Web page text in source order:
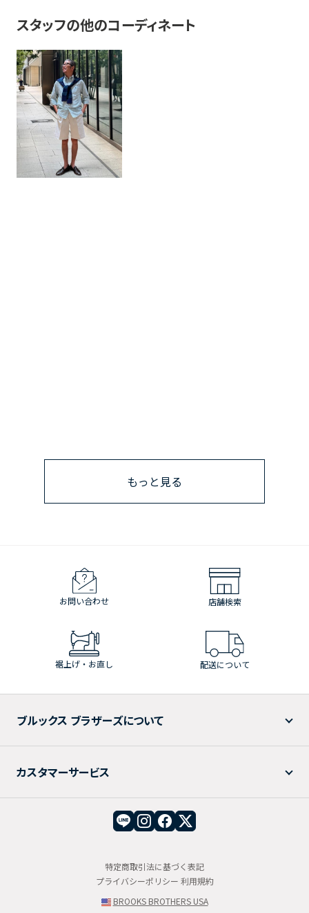
スタッフの他のコーディネート
もっと見る
お問い合わせ 店舗検索
裾上げ・お直し 配送について
ブルックス ブラザーズについて
カスタマーサービス
特定商取引法に基づく表記
プライバシーポリシー 利用規約
BROOKS BROTHERS USA